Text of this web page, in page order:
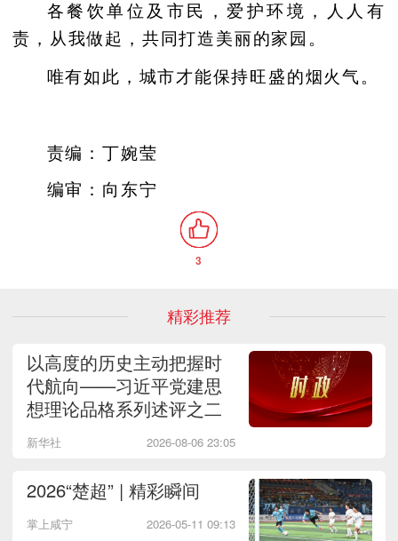
各餐饮单位及市民，爱护环境，人人有
责，从我做起，共同打造美丽的家园。
唯有如此，城市才能保持旺盛的烟火气。
责编：丁婉莹
编审：向东宁
3
精彩推荐
以高度的历史主动把握时
代航向——习近平党建思
想理论品格系列述评之二
新华社 2026-08-06 23:05
2026“楚超” | 精彩瞬间
掌上咸宁 2026-05-11 09:13